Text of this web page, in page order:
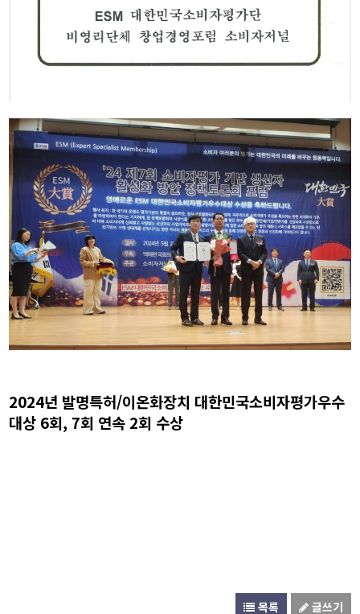
2024년 발명특허/이온화장치 대한민국소비자평가우수
대상 6회, 7회 연속 2회 수상
목록 글쓰기